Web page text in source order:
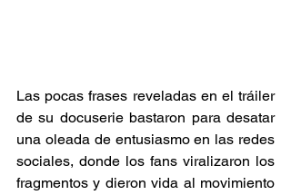
Las pocas frases reveladas en el tráiler
de su docuserie bastaron para desatar
una oleada de entusiasmo en las redes
sociales, donde los fans viralizaron los